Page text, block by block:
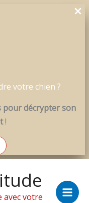
votre chien ?
pour décrypter son
!
avec votre